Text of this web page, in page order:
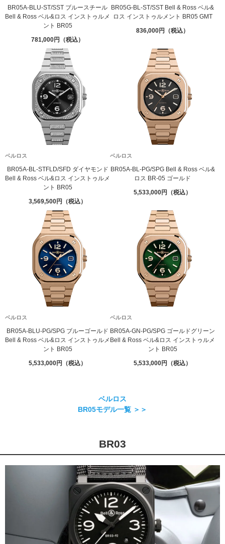
BR05A-BLU-ST/SST ブルースチール
Bell & Ross ベル&ロス インストゥルメ
ント BR05
781,000
BR05G-BL-ST/SST Bell & Ross ベル&
ロス インストゥルメント BR05 GMT
836,000
ベルロス
BR05A-BL-STFLD/SFD ダイヤモンド
Bell & Ross ベル&ロス インストゥルメ
ント BR05
3,569,500
ベルロス
BR05A-BL-PG/SPG Bell & Ross ベル&
ロス BR-05 ゴールド
5,533,000
ベルロス
BR05A-BLU-PG/SPG ブルーゴールド
Bell & Ross ベル&ロス インストゥルメ
ント BR05
5,533,000
ベルロス
BR05A-GN-PG/SPG ゴールドグリーン
Bell & Ross ベル&ロス インストゥルメ
ント BR05
5,533,000
ベルロス
BR05モデル一覧 ＞＞
BR03